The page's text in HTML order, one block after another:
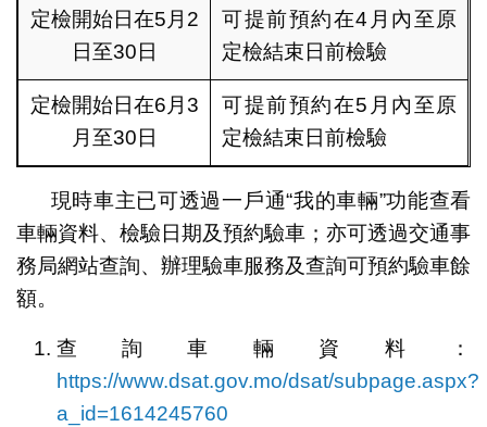
定檢開始日在5月2
日至30日
可提前預約在4月內至原
定檢結束日前檢驗
定檢開始日在6月3
月至30日
可提前預約在5月內至原
定檢結束日前檢驗
現時車主已可透過一戶通“我的車輛”功能查看
車輛資料、檢驗日期及預約驗車；亦可透過交通事
務局網站查詢、辦理驗車服務及查詢可預約驗車餘
額。
查詢車輛資料：
https://www.dsat.gov.mo/dsat/subpage.aspx?
a_id=1614245760